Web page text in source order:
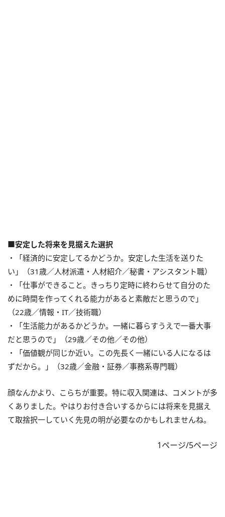
■安定した将来を見据えた選択
・「経済的に安定してるかどうか。安定した生活を送りた
い」（31歳／人材派遣・人材紹介／秘書・アシスタント職）
・「仕事ができること。きっちり定時に終わらせて自分のた
めに時間を作ってくれる能力があると素敵だと思うので」
（22歳／情報・IT／技術職）
・「生活能力があるかどうか。一緒に暮らすうえで一番大事
だと思うので」（29歳／その他／その他）
・「価値観が同じか近い。この先長く一緒にいる人になるは
ずだから。」（32歳／金融・証券／事務系専門職）
顔なんかより、こらちが重要。特に収入関連は、コメントが多
くありました。やはりお付き合いするからには将来を見据え
て取捨択一していく先見の明が必要なのかもしれませんね。
1ページ/5ページ